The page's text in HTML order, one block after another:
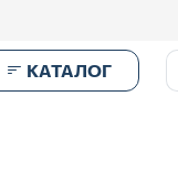
КАТАЛОГ